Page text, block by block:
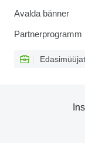
Avalda bänner
Partnerprogramm